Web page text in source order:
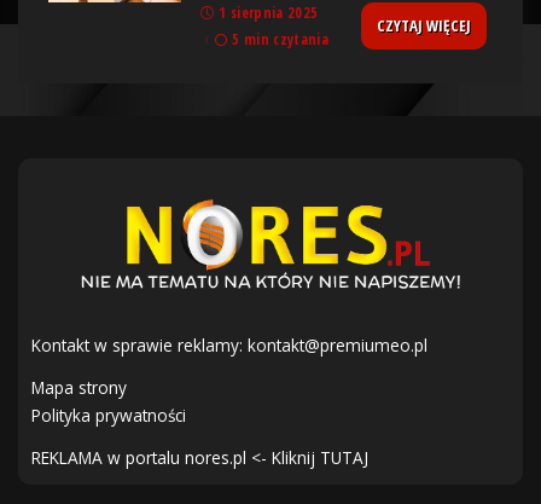
1 sierpnia 2025
5 min czytania
CZYTAJ WIĘCEJ
Kontakt w sprawie reklamy: kontakt@premiumeo.pl
Mapa strony
Polityka prywatności
REKLAMA w portalu nores.pl <- Kliknij TUTAJ